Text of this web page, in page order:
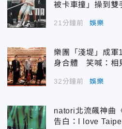
被卡車撞」操到雙
21分鐘前 娛樂
樂團「淺堤」成軍
身合體 笑喊：相
32分鐘前 娛樂
natori北流飆神曲
告白：I love